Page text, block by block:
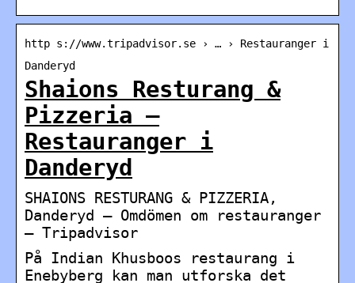
http s://www.tripadvisor.se › … › Restauranger i
Danderyd
Shaions Resturang &
Pizzeria –
Restauranger i
Danderyd
SHAIONS RESTURANG & PIZZERIA,
Danderyd – Omdömen om restauranger
– Tripadvisor
På Indian Khusboos restaurang i
Enebyberg kan man utforska det